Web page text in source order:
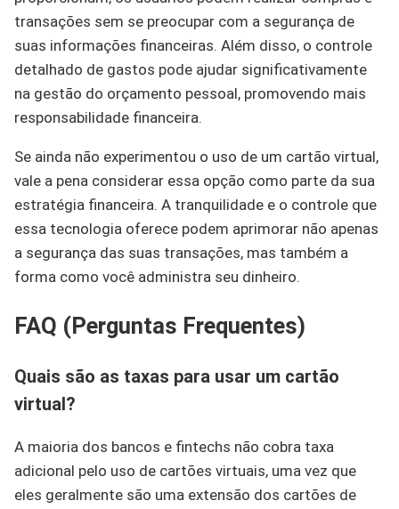
transações sem se preocupar com a segurança de
suas informações financeiras. Além disso, o controle
detalhado de gastos pode ajudar significativamente
na gestão do orçamento pessoal, promovendo mais
responsabilidade financeira.
Se ainda não experimentou o uso de um cartão virtual,
vale a pena considerar essa opção como parte da sua
estratégia financeira. A tranquilidade e o controle que
essa tecnologia oferece podem aprimorar não apenas
a segurança das suas transações, mas também a
forma como você administra seu dinheiro.
FAQ (Perguntas Frequentes)
Quais são as taxas para usar um cartão
virtual?
A maioria dos bancos e fintechs não cobra taxa
adicional pelo uso de cartões virtuais, uma vez que
eles geralmente são uma extensão dos cartões de